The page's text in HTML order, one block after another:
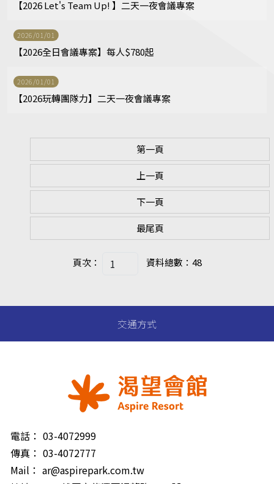
【2026 Let's Team Up! 】二天一夜會議專案
2026/01/01
【2026全日會議專案】每人$780起
2026/01/01
【2026玩轉團隊力】二天一夜會議專案
第一頁
上一頁
下一頁
最尾頁
頁次： 資料總數：48
交通方式
電話： 03-4072999
傳真： 03-4072777
Mail： ar@aspirepark.com.tw